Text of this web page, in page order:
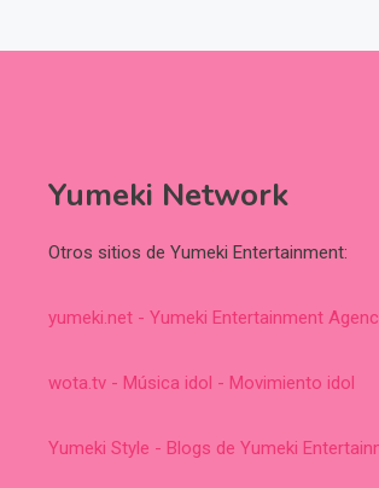
Yumeki Network
Otros sitios de Yumeki Entertainment:
yumeki.net - Yumeki Entertainment
wota.tv - Música idol - Movimiento idol
Yumeki Style - Blogs de Yumeki